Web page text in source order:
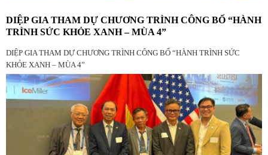
DIỆP GIA THAM DỰ CHƯƠNG TRÌNH CÔNG BỐ “HÀNH
TRÌNH SỨC KHỎE XANH – MÙA 4”
DIỆP GIA THAM DỰ CHƯƠNG TRÌNH CÔNG BỐ “HÀNH TRÌNH SỨC
KHỎE XANH – MÙA 4”